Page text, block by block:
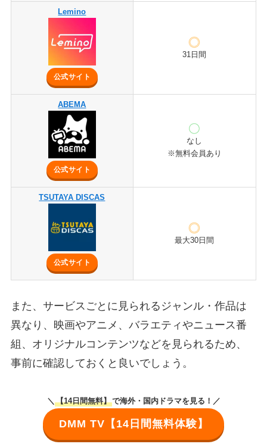
Lemino
公式サイト
31日間
ABEMA
公式サイト
なし
※無料会員あり
TSUTAYA DISCAS
公式サイト
最大30日間
また、サービスごとに見られるジャンル・作品は
異なり、映画やアニメ、バラエティやニュース番
組、オリジナルコンテンツなどを見られるため、
事前に確認しておくと良いでしょう。
＼ 【14日間無料】で海外・国内ドラマを見る！／
DMM TV【14日間無料体験】